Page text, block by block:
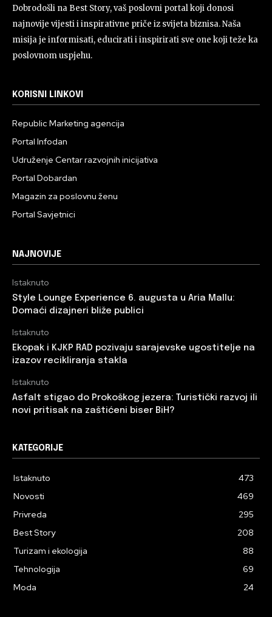
Dobrodošli na Best Story, vaš poslovni portal koji donosi
najnovije vijesti i inspirativne priče iz svijeta biznisa. Naša
misija je informisati, educirati i inspirirati sve one koji teže ka
poslovnom uspjehu.
KORISNI LINKOVI
Republic Marketing agencija
Portal Infodan
Udruženje Centar razvojnih inicijativa
Portal Dobardan
Magazin za poslovnu ženu
Portal Savjetnici
NAJNOVIJE
Istaknuto
Style Lounge Experience 6. augusta u Aria Mallu:
Domaći dizajneri bliže publici
Istaknuto
Ekopak i KJKP RAD pozivaju sarajevske ugostitelje na
izazov recikliranja stakla
Istaknuto
Asfalt stigao do Prokoškog jezera: Turistički razvoj ili
novi pritisak na zaštićeni biser BiH?
KATEGORIJE
Istaknuto
473
Novosti
469
Privreda
295
Best Story
208
Turizam i ekologija
88
Tehnologija
69
Moda
24